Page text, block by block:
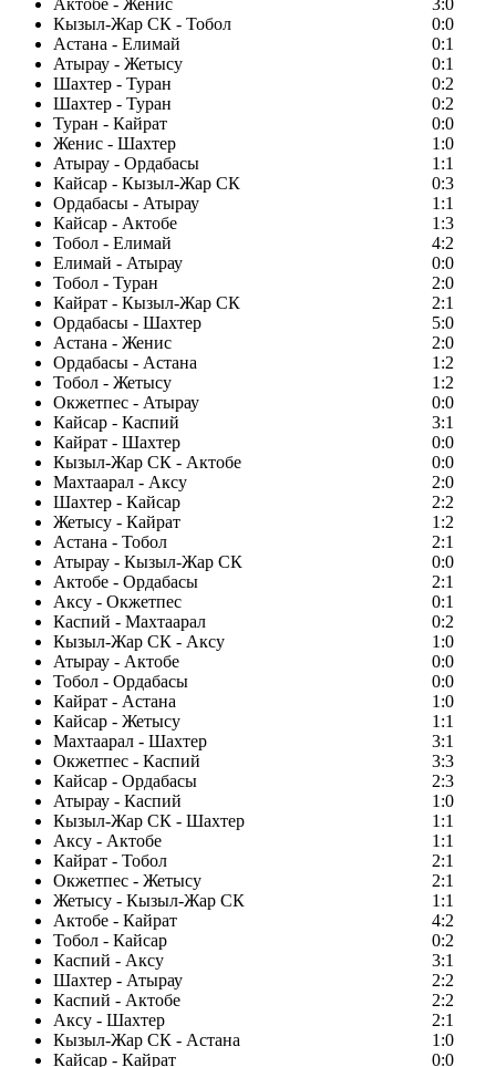
Актобе - Женис
3:0
Кызыл-Жар СК - Тобол
0:0
Астана - Елимай
0:1
Атырау - Жетысу
0:1
Шахтер - Туран
0:2
Шахтер - Туран
0:2
Туран - Кайрат
0:0
Женис - Шахтер
1:0
Атырау - Ордабасы
1:1
Кайсар - Кызыл-Жар СК
0:3
Ордабасы - Атырау
1:1
Кайсар - Актобе
1:3
Тобол - Елимай
4:2
Елимай - Атырау
0:0
Тобол - Туран
2:0
Кайрат - Кызыл-Жар СК
2:1
Ордабасы - Шахтер
5:0
Астана - Женис
2:0
Ордабасы - Астана
1:2
Тобол - Жетысу
1:2
Окжетпес - Атырау
0:0
Кайсар - Каспий
3:1
Кайрат - Шахтер
0:0
Кызыл-Жар СК - Актобе
0:0
Махтаарал - Аксу
2:0
Шахтер - Кайсар
2:2
Жетысу - Кайрат
1:2
Астана - Тобол
2:1
Атырау - Кызыл-Жар СК
0:0
Актобе - Ордабасы
2:1
Аксу - Окжетпес
0:1
Каспий - Махтаарал
0:2
Кызыл-Жар СК - Аксу
1:0
Атырау - Актобе
0:0
Тобол - Ордабасы
0:0
Кайрат - Астана
1:0
Кайсар - Жетысу
1:1
Махтаарал - Шахтер
3:1
Окжетпес - Каспий
3:3
Кайсар - Ордабасы
2:3
Атырау - Каспий
1:0
Кызыл-Жар СК - Шахтер
1:1
Аксу - Актобе
1:1
Кайрат - Тобол
2:1
Окжетпес - Жетысу
2:1
Жетысу - Кызыл-Жар СК
1:1
Актобе - Кайрат
4:2
Тобол - Кайсар
0:2
Каспий - Аксу
3:1
Шахтер - Атырау
2:2
Каспий - Актобе
2:2
Аксу - Шахтер
2:1
Кызыл-Жар СК - Астана
1:0
Кайсар - Кайрат
0:0